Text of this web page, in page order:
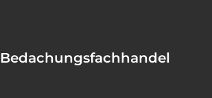
Bedachungsfachhandel